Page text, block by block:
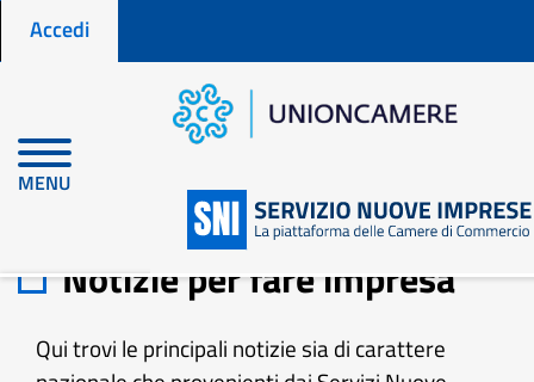
principale
Menu profilo utente
Accedi
MENU
Home Notizie per fare impresa
Notizie per fare impresa
Qui trovi le principali notizie sia di carattere